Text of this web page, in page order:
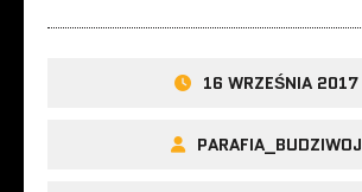
16 WRZEŚNIA 2017
PARAFIA_BUDZIWOJ